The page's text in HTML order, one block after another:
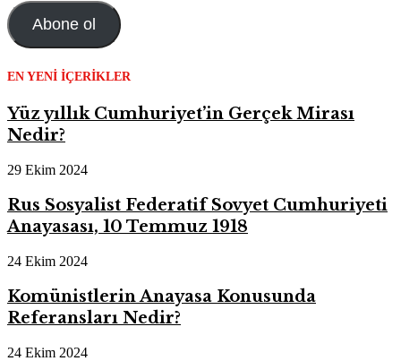
Abone ol
EN YENI İÇERIKLER
Yüz yıllık Cumhuriyet’in Gerçek Mirası
Nedir?
29 Ekim 2024
Rus Sosyalist Federatif Sovyet Cumhuriyeti
Anayasası, 10 Temmuz 1918
24 Ekim 2024
Komünistlerin Anayasa Konusunda
Referansları Nedir?
24 Ekim 2024